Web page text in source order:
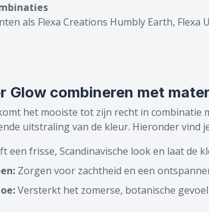
als Flexa Creations Humbly Earth,
Glow combineren met
het mooiste tot zijn recht in
uitstraling van de kleur. Hieronder vind
een frisse, Scandinavische look en laat de
Zorgen voor zachtheid en een
Versterkt het zomerse, botanische gevoel